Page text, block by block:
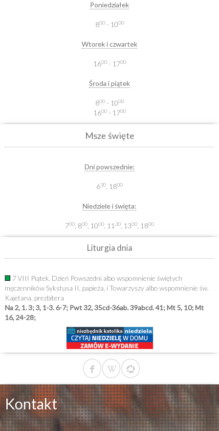
Poniedziałek
800- 1000
Wtorek i czwartek
1600- 1700
Środa i piątek
800- 1000
1600- 1700
Msze święte
Dni powszednie:
630 , 1800
Niedziele i święta:
700 , 800 , 1000 , 11 30 , 1300 , 1800
Liturgia dnia
7 VIII Piątek. Dzień Powszedni albo wspomnienie świętych
męczenników Sykstusa II, papieża, i Towarzyszy albo wspomnienie św.
Kajetana, prezbitera
Na 2, 1. 3; 3, 1-3. 6-7; Pwt 32, 35cd-36ab. 39abcd. 41; Mt 5, 10; Mt
16, 24-28;
Kontakt